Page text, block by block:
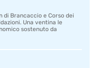
Brancaccio e Corso dei
Una ventina le
sostenuto da